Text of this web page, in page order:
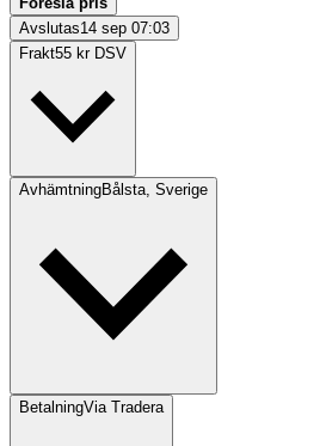
Avslutas14 sep 07:03
Frakt55 kr DSV
AvhämtningBålsta, Sverige
BetalningVia Tradera